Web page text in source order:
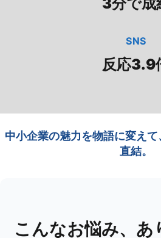
SNS
反応3.9
中小企業の魅力を物語に変え
直結。
こんなお悩み、あ